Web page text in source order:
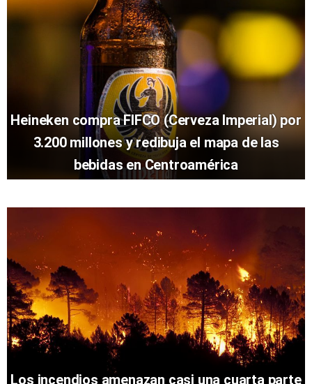
Heineken compra FIFCO (Cerveza Imperial) por
3.200 millones y redibuja el mapa de las
bebidas en Centroamérica
Los incendios amenazan casi una cuarta parte